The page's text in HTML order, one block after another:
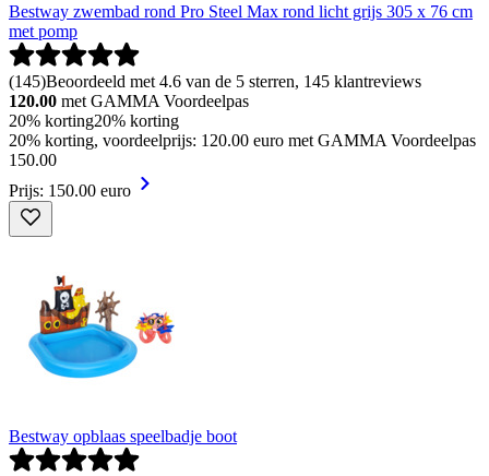
Bestway zwembad rond Pro Steel Max rond licht grijs 305 x 76 cm
met pomp
(145)Beoordeeld met 4.6 van de 5 sterren, 145 klantreviews
120.00 met GAMMA Voordeelpas
20% korting20% korting
20% korting, voordeelprijs: 120.00 euro met GAMMA Voordeelpas
150.00
Prijs: 150.00 euro
Bestway opblaas speelbadje boot